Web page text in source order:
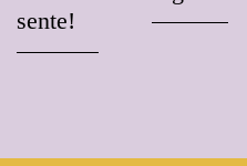
sente!